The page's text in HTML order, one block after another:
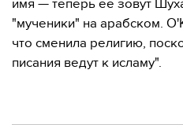
имя — теперь ее зовут
"мученики" на арабском.
что сменила религию,
писания ведут к исламу".